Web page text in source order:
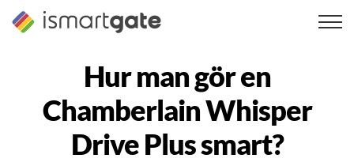
Hoppa
till
Hur man gör en
Chamberlain Whisper
Drive Plussmart?